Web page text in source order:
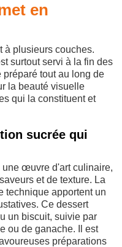
en
à plusieurs couches.
surtout servi à la fin des
préparé tout au long de
la beauté visuelle
qui la constituent et
sucrée qui
une œuvre d'art culinaire,
et de texture. La
technique apportent un
Ce dessert
un biscuit, suivie par
ou de ganache. Il est
préparations